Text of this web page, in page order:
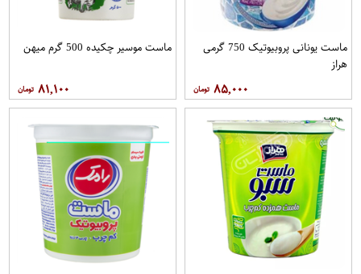
ماست یونانی پروبیوتیک 750 گرمی
هراز
۸۵,۰۰۰
ماست موسیر چکیده 500 گرم میهن
۸۱,۱۰۰